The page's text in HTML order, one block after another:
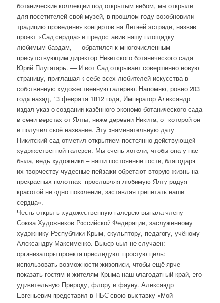
ботанические коллекции под открытым небом, мы открыли
для посетителей свой музей, в прошлом году возобновили
традицию проведения концертов на Летней эстраде, назвав
проект «Сад сердца» и предоставив нашу площадку
любимым бардам, — обратился к многочисленным
присутствующим директор Никитского ботанического сада
Юрий Плугатарь. — И вот Сад открывает совершенно новую
страницу, приглашая к себе всех любителей искусства в
собственную художественную галерею. Напомню, ровно 203
года назад, 13 февраля 1812 года, Император Александр I
издал указ о создании казённого экономо-ботанического сада
в семи верстах от Ялты, ниже деревни Никита, от которой он
и получил своё название. Эту знаменательную дату
Никитский сад отметил открытием постоянно действующей
художественной галереи. Мы очень хотели, чтобы она у нас
была, ведь художники – наши постоянные гости, благодаря
их творчеству чудесные пейзажи обретают вторую жизнь на
прекрасных полотнах, прославляя любимую Ялту радуя
красотой не одно поколение, заставляя трепетать наши
сердца».
Честь открыть художественную галерею выпала члену
Союза Художников Российской Федерации, заслуженному
художнику Республики Крым, скульптору, педагогу, учёному
Александру Максименко. Выбор был не случаен:
организаторы проекта преследуют простую цель:
использовать возможности живописи, чтобы ещё ярче
показать гостям и жителям Крыма наш благодатный край, его
удивительную Природу, флору и фауну. Александр
Евгеньевич представил в НБС свою выставку «Мой